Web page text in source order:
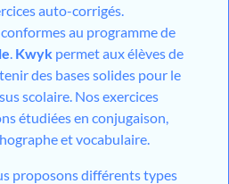
auto-corrigés.
au programme de
Kwyk permet aux élèves de
des bases solides pour le
scolaire. Nos exercices
étudiées en conjugaison,
et vocabulaire.
proposons différents types